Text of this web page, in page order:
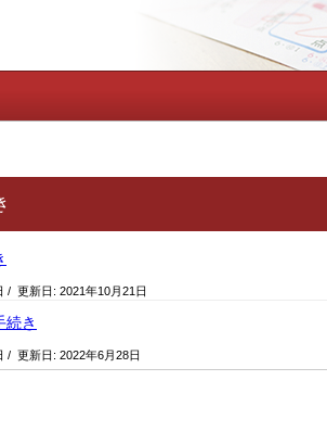
/ 更新日: 2021年10月21日
続き
/ 更新日: 2022年6月28日